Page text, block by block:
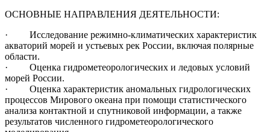
ОСНОВНЫЕ НАПРАВЛЕНИЯ ДЕЯТЕЛЬНОСТИ:
· Исследование режимно-климатических характеристик
акваторий морей и устьевых рек России, включая полярные
области.
· Оценка гидрометеорологических и ледовых условий
морей России.
· Оценка характеристик аномальных гидрологических
процессов Мирового океана при помощи статистического
анализа контактной и спутниковой информации, а также
результатов численного гидрометеорологического